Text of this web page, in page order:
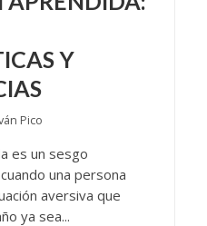
Y
Pico
es un sesgo
una persona
aversiva que
ya sea...